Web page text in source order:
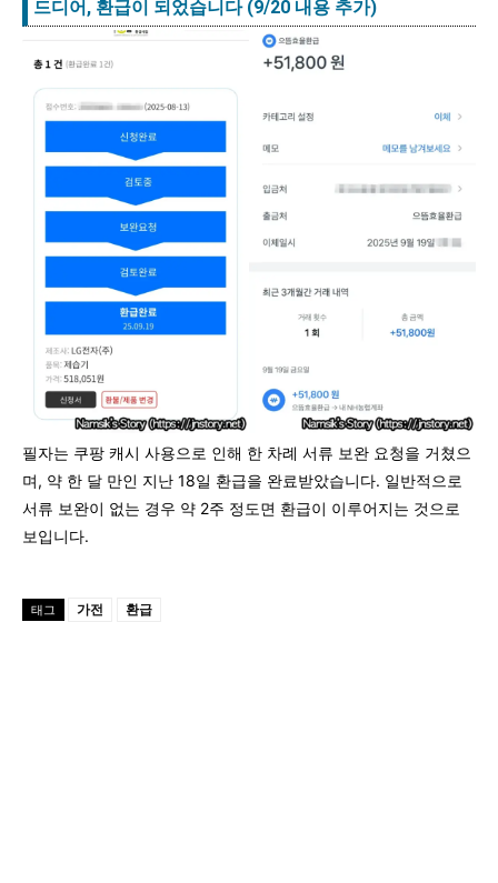
드디어, 환급이 되었습니다 (9/20 내용 추가)
필자는 쿠팡 캐시 사용으로 인해 한 차례 서류 보완 요청을 거쳤으
며, 약 한 달 만인 지난 18일 환급을 완료받았습니다. 일반적으로
서류 보완이 없는 경우 약 2주 정도면 환급이 이루어지는 것으로
보입니다.
태그 가전 환급